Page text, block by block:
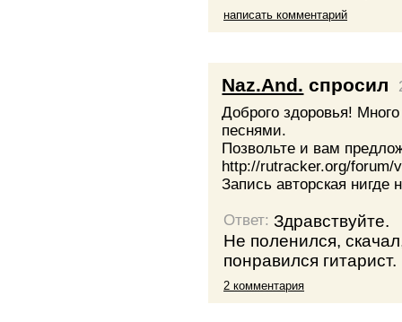
написать комментарий
Naz.And. спросил
Доброго здоровья!
песнями.
Позвольте и вам
http://rutracker.org/forum/
Запись авторская нигде
Ответ:Здравствуйте.
Не поленился,
понравился гитарист.
2 комментария